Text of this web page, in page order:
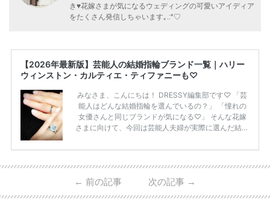
き♥花嫁さまが気になるウェディングの可愛いアイディア
をたくさん発信しちゃいます｡.:*♡
【2026年最新版】芸能人の結婚指輪ブランド一覧｜ハリー
ウィンストン・カルティエ・ティファニーも♡
みなさま、こんにちは！ DRESSY編集部です♡ 「芸
能人はどんな結婚指輪を選んでいるの？」 「憧れの
女優さんと同じブランドが気になる♡」 そんな花嫁
さまに向けて、今回は芸能人夫婦が実際に選んだ結婚
ーウィンストンやカルティエ、ティファニーなど世界
日本で人気のブランドまで幅広くご紹介。 さらに、
・愛用している芸能人夫婦 ・リングの特徴や魅力 ・
← 前の記事 次の記事 →